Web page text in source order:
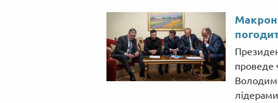
Макрон
проведе